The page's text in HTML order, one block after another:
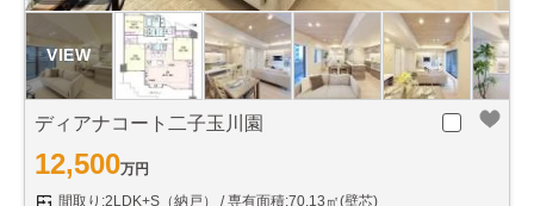
ディアナコート二子玉川園
12,500万円
間取り:2LDK+S（納戸）
専有面積:70.13㎡(壁芯)